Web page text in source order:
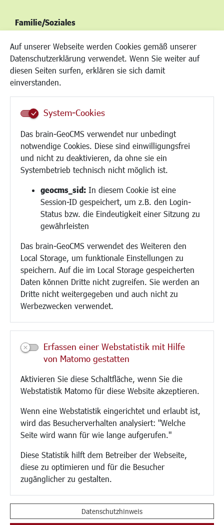
Auf unserer Webseite werden Cookies gemäß unserer
Datenschutzerklärung verwendet. Wenn Sie weiter auf
diesen Seiten surfen, erklären sie sich damit
einverstanden.
System-Cookies
Das brain-GeoCMS verwendet nur unbedingt
notwendige Cookies. Diese sind einwilligungsfrei
und nicht zu deaktivieren, da ohne sie ein
Systembetrieb technisch nicht möglich ist.
geocms_sid: In diesem Cookie ist eine
Session-ID gespeichert, um z.B. den Login-
Status bzw. die Eindeutigkeit einer Sitzung zu
gewährleisten
Das brain-GeoCMS verwendet des Weiteren den
Local Storage, um funktionale Einstellungen zu
speichern. Auf die im Local Storage gespeicherten
Daten können Dritte nicht zugreifen. Sie werden an
Dritte nicht weitergegeben und auch nicht zu
Werbezwecken verwendet.
Erfassen einer Webstatistik mit Hilfe
von Matomo gestatten
Aktivieren Sie diese Schaltfläche, wenn Sie die
Webstatistik Matomo für diese Website akzeptieren.
Wenn eine Webstatistik eingerichtet und erlaubt ist,
wird das Besucherverhalten analysiert: "Welche
Seite wird wann für wie lange aufgerufen."
Diese Statistik hilft dem Betreiber der Webseite,
diese zu optimieren und für die Besucher
zugänglicher zu gestalten.
Datenschutzhinweis
Familie/Soziales
Kinderbetreuung
Kinder und Jugend
Institutionen für Familien
Frauen
Schule
Demokratie leben
Ukrainehilfe
Hilfe für Geflüchtete
Religion
Bauen/Umwelt/Mobilität
Bebauungsplanung
Verkehr/Mobilität
Glasfaserausbau
Aktuelle Baustellen
Paddelteich
CINDY S
Kultur/Freizeit/Tourismus
Veranstaltungen
Neue Stadthalle Langen
Bäder
Musikschule
Stadtbücherei
Stadtarchiv
Museen
Hotels/Unterkünfte
Gastronomie
Kunstszene
Vereine und Institutionen